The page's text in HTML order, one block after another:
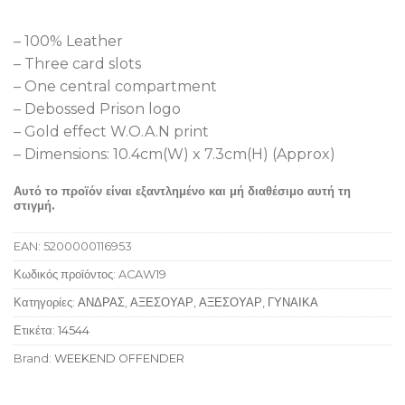
– 100% Leather
– Three card slots
– One central compartment
– Debossed Prison logo
– Gold effect W.O.A.N print
– Dimensions: 10.4cm(W) x 7.3cm(H) (Approx)
Αυτό το προϊόν είναι εξαντλημένο και μή διαθέσιμο αυτή τη
στιγμή.
EAN: 5200000116953
Κωδικός προϊόντος: ACAW19
Κατηγορίες: ΑΝΔΡΑΣ ΑΞΕΣΟΥΑΡ ΑΞΕΣΟΥΑΡ ΓΥΝΑΙΚΑ
Ετικέτα: 14544
Brand: WEEKEND OFFENDER